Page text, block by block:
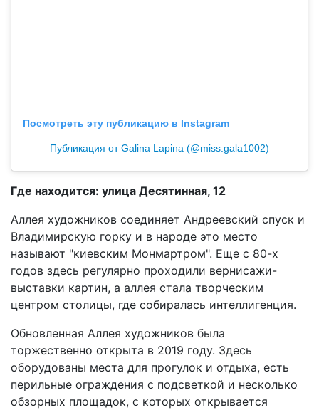
Посмотреть эту публикацию в Instagram
Публикация от Galina Lapina (@miss.gala1002)
Где находится: улица Десятинная, 12
Аллея художников соединяет Андреевский спуск и
Владимирскую горку и в народе это место
называют "киевским Монмартром". Еще с 80-х
годов здесь регулярно проходили вернисажи-
выставки картин, а аллея стала творческим
центром столицы, где собиралась интеллигенция.
Обновленная Аллея художников была
торжественно открыта в 2019 году. Здесь
оборудованы места для прогулок и отдыха, есть
перильные ограждения с подсветкой и несколько
обзорных площадок, с которых открывается